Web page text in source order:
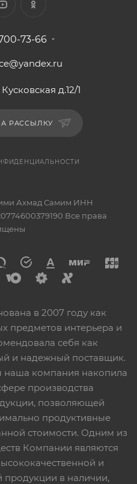
73-66
д.12/1
РАССЫЛКУ
Ахмад Самим ИНН
Все права
в 2007 году как
предметов интерьера и
себя как
и надежный поставщик.
наша компания накопила
производства
позволяющей
продуктивные
стоимости. Одним из
Компании являются
и
продукции в наличии,